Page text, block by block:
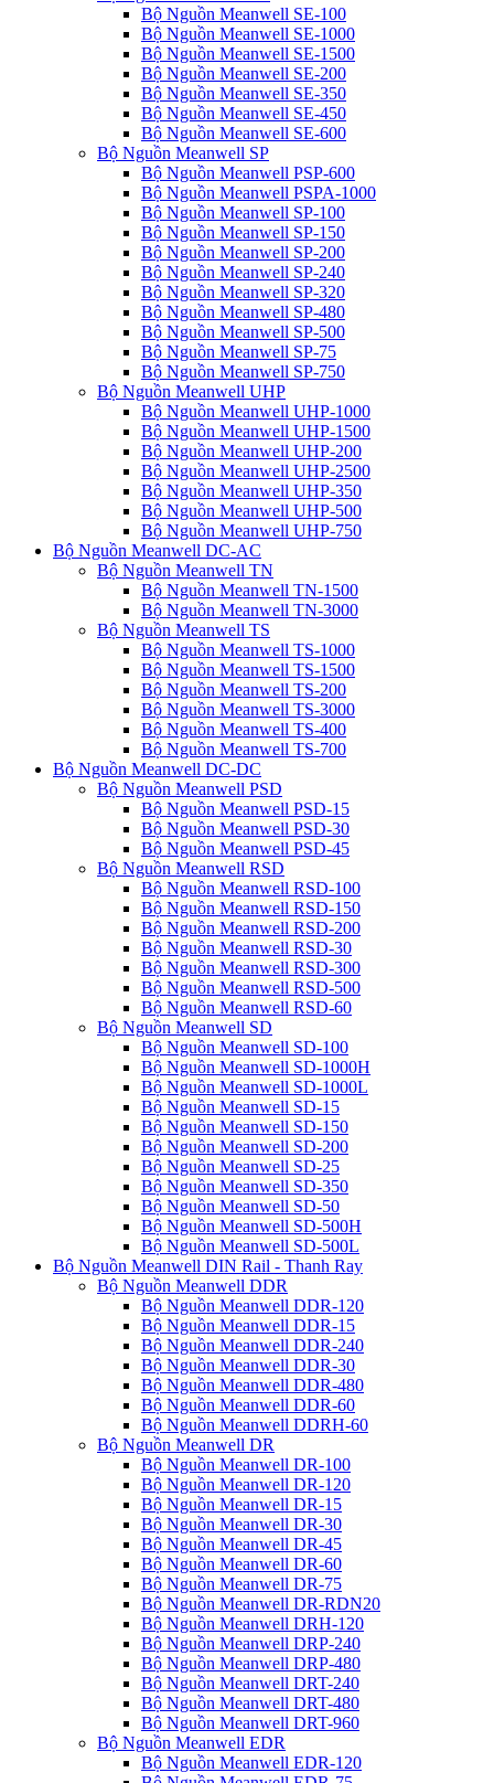
Bộ Nguồn Meanwell SE-100
Bộ Nguồn Meanwell SE-1000
Bộ Nguồn Meanwell SE-1500
Bộ Nguồn Meanwell SE-200
Bộ Nguồn Meanwell SE-350
Bộ Nguồn Meanwell SE-450
Bộ Nguồn Meanwell SE-600
Bộ Nguồn Meanwell SP
Bộ Nguồn Meanwell PSP-600
Bộ Nguồn Meanwell PSPA-1000
Bộ Nguồn Meanwell SP-100
Bộ Nguồn Meanwell SP-150
Bộ Nguồn Meanwell SP-200
Bộ Nguồn Meanwell SP-240
Bộ Nguồn Meanwell SP-320
Bộ Nguồn Meanwell SP-480
Bộ Nguồn Meanwell SP-500
Bộ Nguồn Meanwell SP-75
Bộ Nguồn Meanwell SP-750
Bộ Nguồn Meanwell UHP
Bộ Nguồn Meanwell UHP-1000
Bộ Nguồn Meanwell UHP-1500
Bộ Nguồn Meanwell UHP-200
Bộ Nguồn Meanwell UHP-2500
Bộ Nguồn Meanwell UHP-350
Bộ Nguồn Meanwell UHP-500
Bộ Nguồn Meanwell UHP-750
Bộ Nguồn Meanwell DC-AC
Bộ Nguồn Meanwell TN
Bộ Nguồn Meanwell TN-1500
Bộ Nguồn Meanwell TN-3000
Bộ Nguồn Meanwell TS
Bộ Nguồn Meanwell TS-1000
Bộ Nguồn Meanwell TS-1500
Bộ Nguồn Meanwell TS-200
Bộ Nguồn Meanwell TS-3000
Bộ Nguồn Meanwell TS-400
Bộ Nguồn Meanwell TS-700
Bộ Nguồn Meanwell DC-DC
Bộ Nguồn Meanwell PSD
Bộ Nguồn Meanwell PSD-15
Bộ Nguồn Meanwell PSD-30
Bộ Nguồn Meanwell PSD-45
Bộ Nguồn Meanwell RSD
Bộ Nguồn Meanwell RSD-100
Bộ Nguồn Meanwell RSD-150
Bộ Nguồn Meanwell RSD-200
Bộ Nguồn Meanwell RSD-30
Bộ Nguồn Meanwell RSD-300
Bộ Nguồn Meanwell RSD-500
Bộ Nguồn Meanwell RSD-60
Bộ Nguồn Meanwell SD
Bộ Nguồn Meanwell SD-100
Bộ Nguồn Meanwell SD-1000H
Bộ Nguồn Meanwell SD-1000L
Bộ Nguồn Meanwell SD-15
Bộ Nguồn Meanwell SD-150
Bộ Nguồn Meanwell SD-200
Bộ Nguồn Meanwell SD-25
Bộ Nguồn Meanwell SD-350
Bộ Nguồn Meanwell SD-50
Bộ Nguồn Meanwell SD-500H
Bộ Nguồn Meanwell SD-500L
Bộ Nguồn Meanwell DIN Rail - Thanh Ray
Bộ Nguồn Meanwell DDR
Bộ Nguồn Meanwell DDR-120
Bộ Nguồn Meanwell DDR-15
Bộ Nguồn Meanwell DDR-240
Bộ Nguồn Meanwell DDR-30
Bộ Nguồn Meanwell DDR-480
Bộ Nguồn Meanwell DDR-60
Bộ Nguồn Meanwell DDRH-60
Bộ Nguồn Meanwell DR
Bộ Nguồn Meanwell DR-100
Bộ Nguồn Meanwell DR-120
Bộ Nguồn Meanwell DR-15
Bộ Nguồn Meanwell DR-30
Bộ Nguồn Meanwell DR-45
Bộ Nguồn Meanwell DR-60
Bộ Nguồn Meanwell DR-75
Bộ Nguồn Meanwell DR-RDN20
Bộ Nguồn Meanwell DRH-120
Bộ Nguồn Meanwell DRP-240
Bộ Nguồn Meanwell DRP-480
Bộ Nguồn Meanwell DRT-240
Bộ Nguồn Meanwell DRT-480
Bộ Nguồn Meanwell DRT-960
Bộ Nguồn Meanwell EDR
Bộ Nguồn Meanwell EDR-120